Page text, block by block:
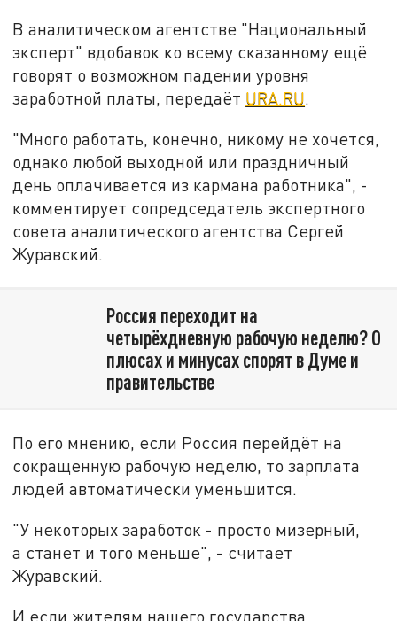
В аналитическом агентстве "Национальный
эксперт" вдобавок ко всему сказанному ещё
говорят о возможном падении уровня
заработной платы, передаёт URA.RU.
"Много работать, конечно, никому не хочется,
однако любой выходной или праздничный
день оплачивается из кармана работника", -
комментирует сопредседатель экспертного
совета аналитического агентства Сергей
Журавский.
Россия переходит на
четырёхдневную рабочую неделю? О
плюсах и минусах спорят в Думе и
правительстве
По его мнению, если Россия перейдёт на
сокращенную рабочую неделю, то зарплата
людей автоматически уменьшится.
"У некоторых заработок - просто мизерный,
а станет и того меньше", - считает
Журавский.
И если жителям нашего государства